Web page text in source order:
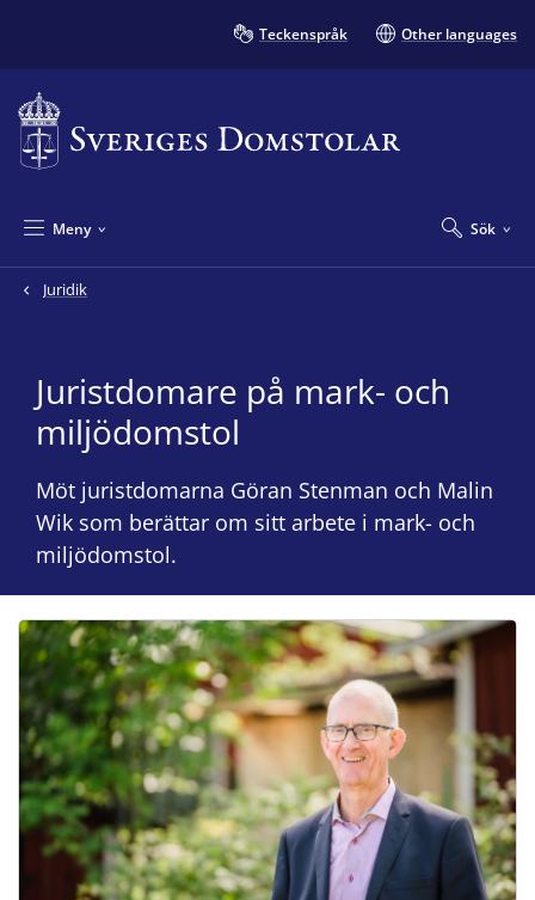
Teckenspråk Other languages
Sök
Meny
Juridik
Juristdomare på mark- och
miljödomstol
Möt juristdomarna Göran Stenman och Malin
Wik som berättar om sitt arbete i mark- och
miljödomstol.